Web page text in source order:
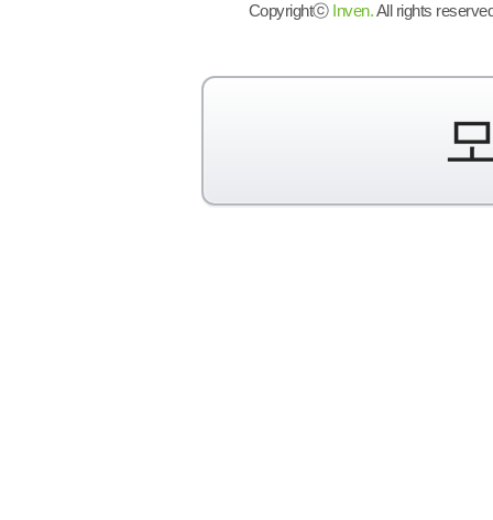
Copyrightⓒ Inven.All rights